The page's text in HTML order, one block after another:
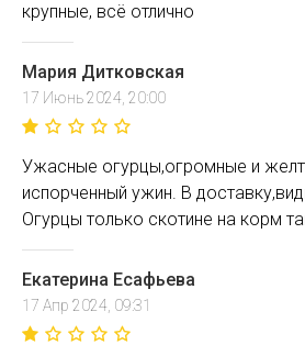
крупные, всё отлично
Мария Дитковская
17 Июнь 2024, 20:00
Ужасные огурцы,огромные и
испорченный ужин. В
Огурцы только скотине на корм
Екатерина Есафьева
17 Апр 2024, 09:31